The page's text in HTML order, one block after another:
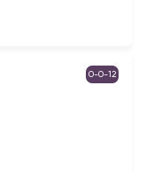
0-0-12